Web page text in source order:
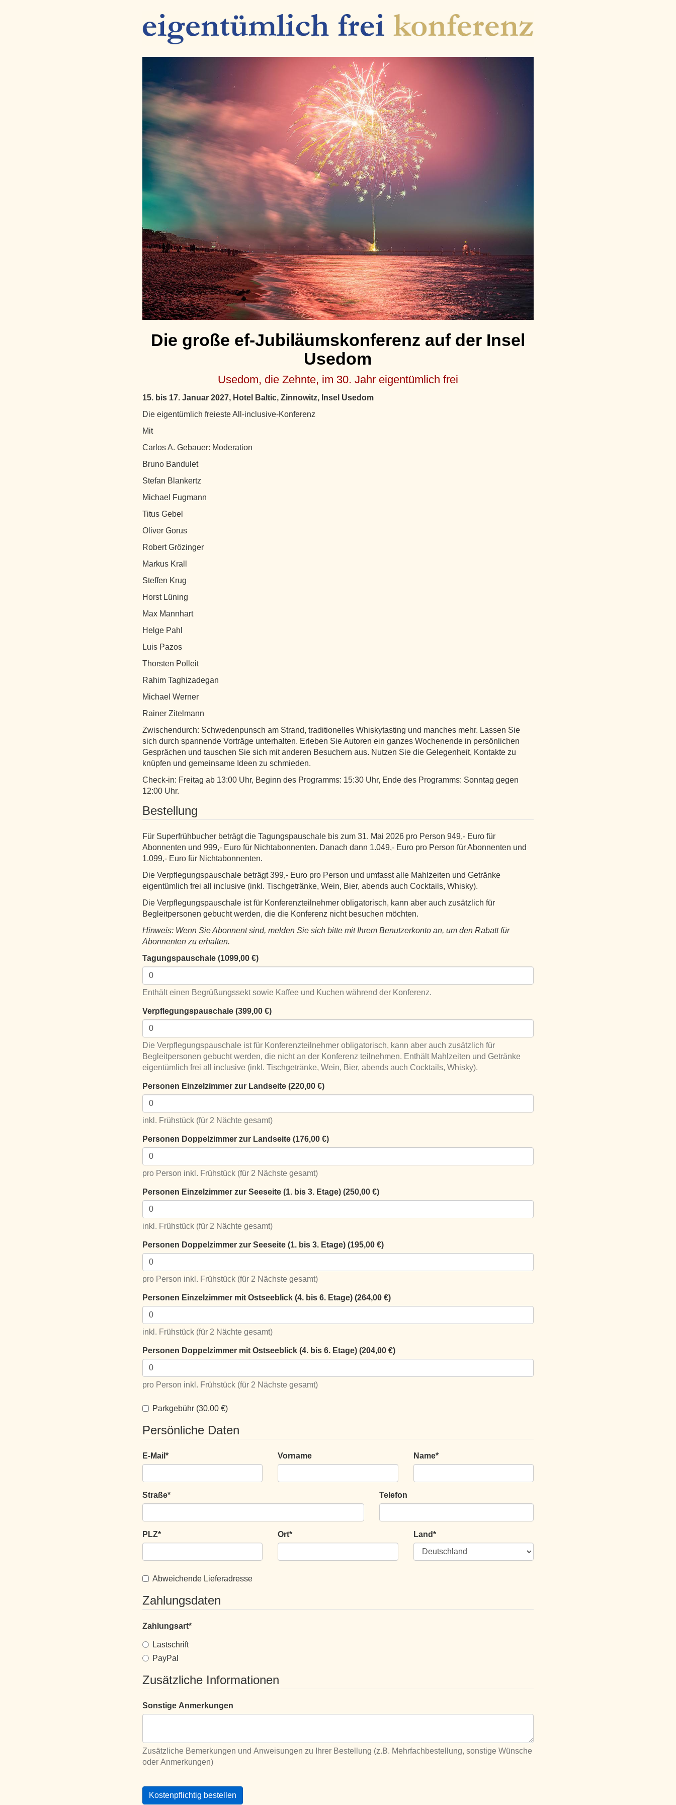
Die große ef-Jubiläumskonferenz auf der Insel
Usedom
Usedom, die Zehnte, im 30. Jahr eigentümlich frei
15. bis 17. Januar 2027, Hotel Baltic, Zinnowitz, Insel Usedom
Die eigentümlich freieste All-inclusive-Konferenz
Mit
Carlos A. Gebauer: Moderation
Bruno Bandulet
Stefan Blankertz
Michael Fugmann
Titus Gebel
Oliver Gorus
Robert Grözinger
Markus Krall
Steffen Krug
Horst Lüning
Max Mannhart
Helge Pahl
Luis Pazos
Thorsten Polleit
Rahim Taghizadegan
Michael Werner
Rainer Zitelmann
Zwischendurch: Schwedenpunsch am Strand, traditionelles Whiskytasting und manches mehr. Lassen Sie
sich durch spannende Vorträge unterhalten. Erleben Sie Autoren ein ganzes Wochenende in persönlichen
Gesprächen und tauschen Sie sich mit anderen Besuchern aus. Nutzen Sie die Gelegenheit, Kontakte zu
knüpfen und gemeinsame Ideen zu schmieden.
Check-in: Freitag ab 13:00 Uhr, Beginn des Programms: 15:30 Uhr, Ende des Programms: Sonntag gegen
12:00 Uhr.
Bestellung
Für Superfrühbucher beträgt die Tagungspauschale bis zum 31. Mai 2026 pro Person 949,- Euro für
Abonnenten und 999,- Euro für Nichtabonnenten. Danach dann 1.049,- Euro pro Person für Abonnenten und
1.099,- Euro für Nichtabonnenten.
Die Verpflegungspauschale beträgt 399,- Euro pro Person und umfasst alle Mahlzeiten und Getränke
eigentümlich frei all inclusive (inkl. Tischgetränke, Wein, Bier, abends auch Cocktails, Whisky).
Die Verpflegungspauschale ist für Konferenzteilnehmer obligatorisch, kann aber auch zusätzlich für
Begleitpersonen gebucht werden, die die Konferenz nicht besuchen möchten.
Hinweis: Wenn Sie Abonnent sind, melden Sie sich bitte mit Ihrem Benutzerkonto an, um den Rabatt für
Abonnenten zu erhalten.
Tagungspauschale (1099,00 €)
Enthält einen Begrüßungssekt sowie Kaffee und Kuchen während der Konferenz.
Verpflegungspauschale (399,00 €)
Die Verpflegungspauschale ist für Konferenzteilnehmer obligatorisch, kann aber auch zusätzlich für
Begleitpersonen gebucht werden, die nicht an der Konferenz teilnehmen. Enthält Mahlzeiten und Getränke
eigentümlich frei all inclusive (inkl. Tischgetränke, Wein, Bier, abends auch Cocktails, Whisky).
Personen Einzelzimmer zur Landseite (220,00 €)
inkl. Frühstück (für 2 Nächte gesamt)
Personen Doppelzimmer zur Landseite (176,00 €)
pro Person inkl. Frühstück (für 2 Nächste gesamt)
Personen Einzelzimmer zur Seeseite (1. bis 3. Etage) (250,00 €)
inkl. Frühstück (für 2 Nächte gesamt)
Personen Doppelzimmer zur Seeseite (1. bis 3. Etage) (195,00 €)
pro Person inkl. Frühstück (für 2 Nächste gesamt)
Personen Einzelzimmer mit Ostseeblick (4. bis 6. Etage) (264,00 €)
inkl. Frühstück (für 2 Nächte gesamt)
Personen Doppelzimmer mit Ostseeblick (4. bis 6. Etage) (204,00 €)
pro Person inkl. Frühstück (für 2 Nächste gesamt)
Parkgebühr (30,00 €)
Persönliche Daten
E-Mail * Vorname Name*
Straße* Telefon
PLZ* Ort* Land*
Abweichende Lieferadresse
Zahlungsdaten
Zahlungsart*
Lastschrift
PayPal
Zusätzliche Informationen
Sonstige Anmerkungen
Zusätzliche Bemerkungen und Anweisungen zu Ihrer Bestellung (z.B. Mehrfachbestellung, sonstige Wünsche
oder Anmerkungen)
Kostenpflichtig bestellen